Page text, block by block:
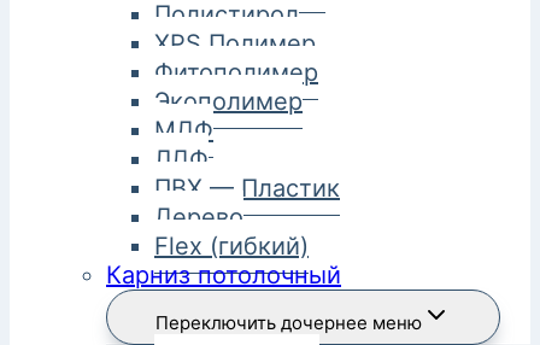
Полистирол
XPS Полимер
Фитополимер
Экополимер
МДФ
ЛДФ
ПВХ — Пластик
Дерево
Flex (гибкий)
Карниз потолочный
Переключить дочернее меню